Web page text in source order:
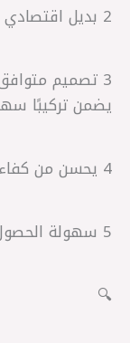
2 بديل اقتصادي بديلاً عن الطلمبات الأصلية المكلفة.
3 تصميم
يضمن تركيبًا
4 يحسن من كفاءة ضخ الوقود واستقرار أداء المحرك.
5 سهولة الحصول عليها وصيانتها.
🔍